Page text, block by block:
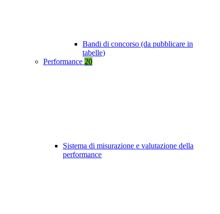
Bandi di concorso (da pubblicare in
tabelle)
Performance 20
Sistema di misurazione e valutazione della
performance